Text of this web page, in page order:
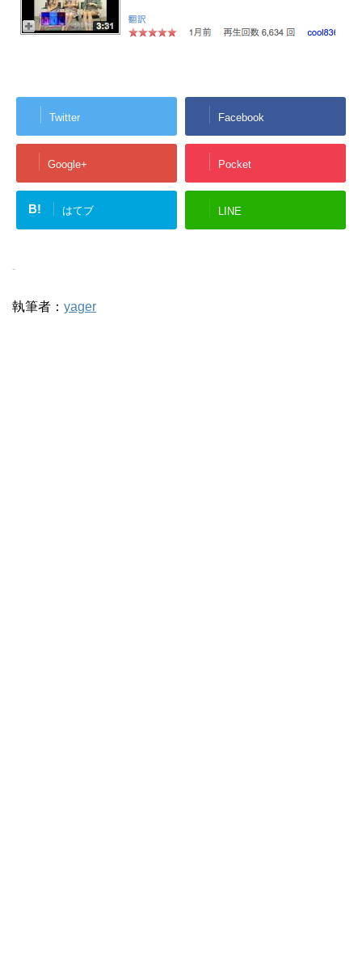
Twitter Facebook
Google+ Pocket
B! はてブ LINE
-
執筆者： yager